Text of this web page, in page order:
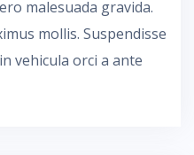
malesuada gravida.
mollis. Suspendisse
vehicula orci a ante